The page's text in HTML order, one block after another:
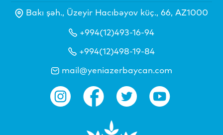
Bakı şəh., Üzeyir Hacıbəyov küç., 66, AZ1000
+994(12)493-16-94
+994(12)498-19-84
mail@yeniazerbaycan.com